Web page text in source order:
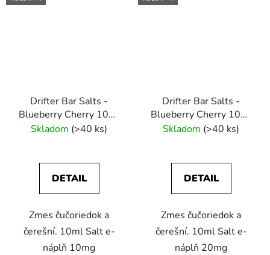
Drifter Bar Salts -
Blueberry Cherry 10ml
(10mg) e-liquid
Skladom (>40 ks)
DETAIL
Zmes čučoriedok a
čerešní. 10ml Salt e-
náplň 10mg
Drifter Bar Salts -
Blueberry Cherry 10ml
(20mg) e-liquid
Skladom (>40 ks)
DETAIL
Zmes čučoriedok a
čerešní. 10ml Salt e-
náplň 20mg